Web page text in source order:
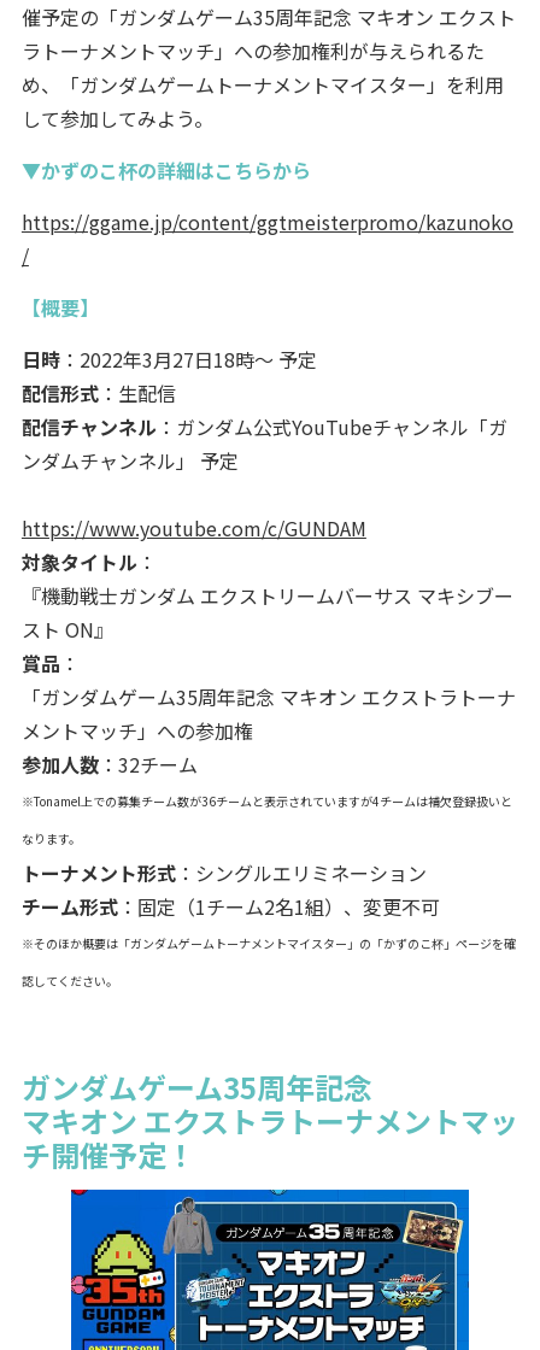
催予定の「ガンダムゲーム35周年記念 マキオン エクスト
ラトーナメントマッチ」への参加権利が与えられるた
め、「ガンダムゲームトーナメントマイスター」を利用
して参加してみよう。
▼かずのこ杯の詳細はこちらから
https://ggame.jp/content/ggtmeisterpromo/kazunoko
/
【概要】
日時：2022年3月27日18時～ 予定
配信形式：生配信
配信チャンネル ：ガンダム公式YouTubeチャンネル「ガ
ンダムチャンネル」 予定
https://www.youtube.com/c/GUNDAM
対象タイトル ：
『機動戦士ガンダム エクストリームバーサス マキシブー
スト ON』
賞品 ：
「ガンダムゲーム35周年記念 マキオン エクストラトーナ
メントマッチ」への参加権
参加人数：32チーム
※Tonamel上での募集チーム数が36チームと表示されていますが4チームは補欠登録扱いと
なります。
トーナメント形式：シングルエリミネーション
チーム形式：固定（1チーム2名1組）、変更不可
※そのほか概要は「ガンダムゲームトーナメントマイスター」の「かずのこ杯」ページを確
認してください。
ガンダムゲーム35周年記念
マキオン エクストラトーナメントマッ
チ開催予定！